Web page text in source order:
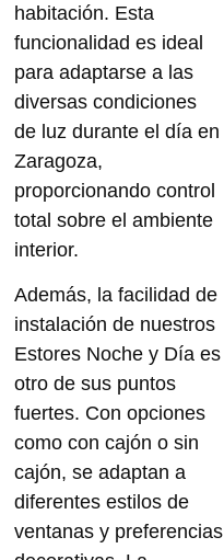
habitación. Esta
funcionalidad es ideal
para adaptarse a las
diversas condiciones
de luz durante el día en
Zaragoza,
proporcionando control
total sobre el ambiente
interior.
Además, la facilidad de
instalación de nuestros
Estores Noche y Día es
otro de sus puntos
fuertes. Con opciones
comocon cajón o sin
cajón, se adaptan a
diferentes estilos de
ventanas y preferencias